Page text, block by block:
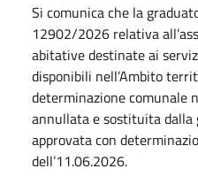
Si comunica che la
12902/2026 relativa
abitative destinate ai
disponibili nell’Ambito
determinazione comunale
annullata e sostituita
approvata con
dell’11.06.2026.